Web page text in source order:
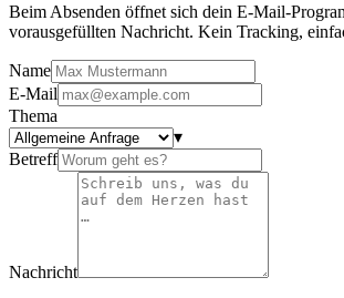
Beim Absenden öffnet sich dein E-Mail-
vorausgefüllten Nachricht. Kein Tracking,
Name
E-Mail
Thema
▾
Betreff
Nachricht